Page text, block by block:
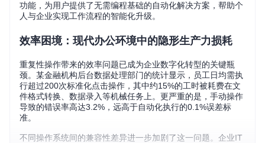
功能，为用户提供了无需编程基础的自动化解决方案，帮助个
人与企业实现工作流程的智能化升级。
效率困境：现代办公环境中的隐形生产力损耗
重复性操作带来的效率问题已成为企业数字化转型的关键瓶
颈。某金融机构后台数据处理部门的统计显示，员工日均需执
行超过200次标准化点击操作，其中约15%的工时被耗费在文
件格式转换、数据录入等机械任务上。更严重的是，手动操作
导致的错误率高达3.2%，远高于自动化执行的0.1%误差标
准。
不同操作系统间的兼容性差异进一步加剧了这一问题。企业IT